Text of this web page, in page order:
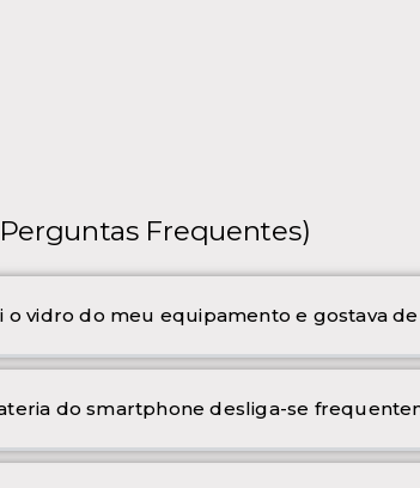
Frequentes)
o vidro do meu equipamento e gostava
do smartphone desliga-se